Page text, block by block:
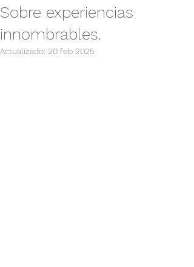
Sobre experiencias
innombrables.
Actualizado: 20 feb 2025